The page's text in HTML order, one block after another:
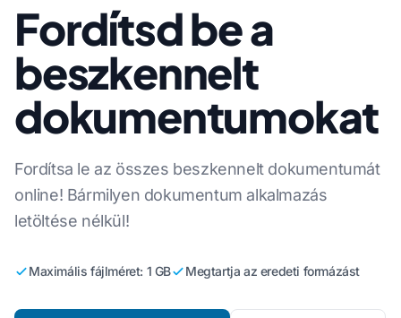
Fordítsd be a
beszkennelt
dokumentumokat
Fordítsa le az összes beszkennelt dokumentumát
online! Bármilyen dokumentum alkalmazás
letöltése nélkül!
Maximális fájlméret: 1 GB Megtartja az eredeti formázást